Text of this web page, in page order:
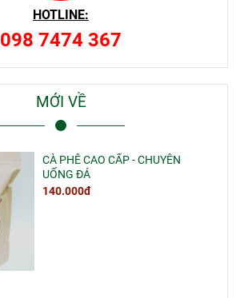
HOTLINE:
098 7474 367
MỚI VỀ
CÀ PHÊ CAO CẤP - CHUYÊN
UỐNG ĐÁ
140.000đ